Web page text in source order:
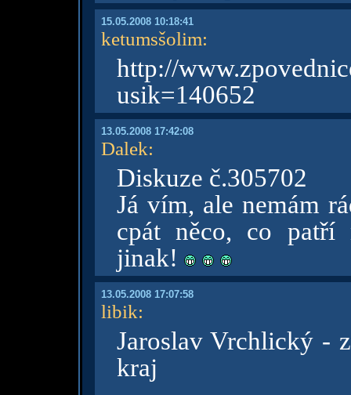
15.05.2008 10:18:41
ketumsšolim:
http://
usik=140652
13.05.2008 17:42:08
Dalek:
Diskuze č.305702
Já vím, ale nemám
cpát něco, co patří
jinak!
13.05.2008 17:07:58
libik:
Jaroslav Vrchlický -
kraj